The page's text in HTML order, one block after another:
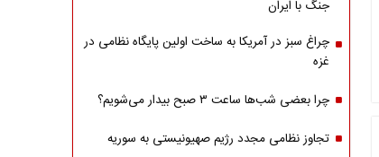
جنگ با ایران
چراغ سبز در آمریکا به ساخت اولین پایگاه نظامی در
غزه
چرا بعضی شب‌ها ساعت ۳ صبح بیدار می‌شویم؟
تجاوز نظامی مجدد رژیم صهیونیستی به سوریه